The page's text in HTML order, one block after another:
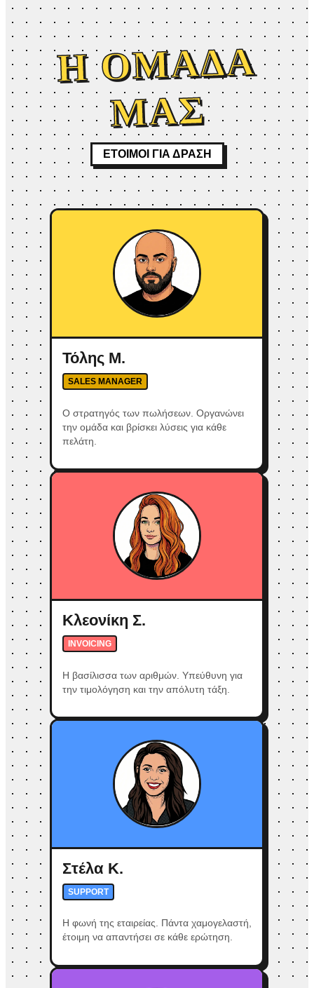
Η ΟΜΑΔΑ
ΜΑΣ
ΕΤΟΙΜΟΙ ΓΙΑ ΔΡΑΣΗ
Τόλης Μ.
SALES MANAGER
Ο στρατηγός των πωλήσεων. Οργανώνει
την ομάδα και βρίσκει λύσεις για κάθε
πελάτη.
Κλεονίκη Σ.
INVOICING
Η βασίλισσα των αριθμών. Υπεύθυνη για
την τιμολόγηση και την απόλυτη τάξη.
Στέλα Κ.
SUPPORT
Η φωνή της εταιρείας. Πάντα χαμογελαστή,
έτοιμη να απαντήσει σε κάθε ερώτηση.